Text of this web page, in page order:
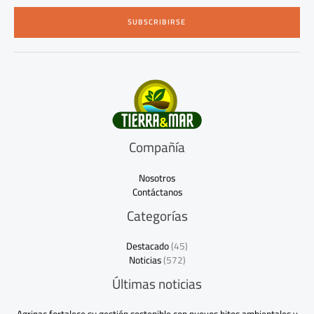
i
*
SUBSCRIBIRSE
Compañía
Nosotros
Contáctanos
Categorías
Destacado(45)
Noticias(572)
Últimas noticias